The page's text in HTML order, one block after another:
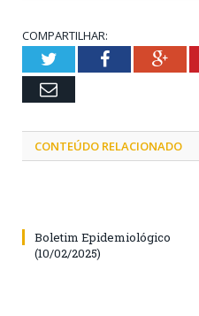
COMPARTILHAR:
TwitterFacebook
Email
CONTEÚDO RELACIONADO
Boletim Epidemiológico
(10/02/2025)